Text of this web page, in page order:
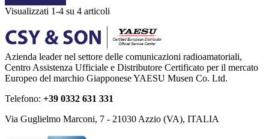
Visualizzati 1-4 su 4 articoli
Azienda leader nel settore delle comunicazioni radioamatoriali,
Centro Assistenza Ufficiale e Distributore Certificato per il mercato
Europeo del marchio Giapponese YAESU Musen Co. Ltd.
Telefono: +39 0332 631 331
Via Guglielmo Marconi, 7 - 21030 Azzio (VA), ITALIA